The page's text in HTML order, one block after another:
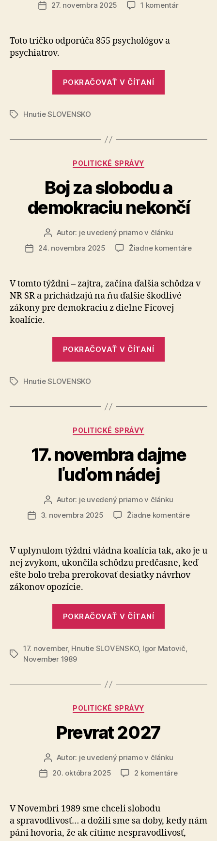
Dátum
27. novembra 2025 1 komentárna
Toto tričko odporúča 855 psychológov a
psychiatrov.
POKRAČOVAŤ V ČÍTANÍ
ZnačkyHnutie SLOVENSKO
Kategórie
POLITICKÉ SPRÁVY
Boj za slobodu a
demokraciu nekončí
AutorAutor: je uvedený priamo v článku
Dátum
24. novembra 2025 Žiadne komentárena
V tomto týždni – zajtra, začína ďalšia schôdza v
NR SR a pri­chá­dza­jú na ňu ďalšie škodlivé
zákony pre demokraciu z dielne Ficovej
koalície.
POKRAČOVAŤ V ČÍTANÍ
nekončí“
ZnačkyHnutie SLOVENSKO
Kategórie
POLITICKÉ SPRÁVY
17. novembra dajme
ľuďom nádej
AutorAutor: je uvedený priamo v článku
Dátum3. novembra 2025 Žiadne komentárena
dajme
ľuďom
nádej
V uplynulom týždni vládna koalícia tak, ako je u
nej zvy­kom, ukončila schôdzu predčasne, keď
ešte bolo treba pre­ro­ko­vať desiatky návrhov
zákonov opozície.
POKRAČOVAŤ V ČÍTANÍ
ľuďom
Značky
17. november, Hnutie SLOVENSKO, Igor Matovič,
November 1989
Kategórie
POLITICKÉ SPRÁVY
Prevrat 2027
Autor
článku
Autor: je uvedený priamo v článku
Dátum
20. októbra 2025 2 komentárena
V Novembri 1989 sme chceli slobodu
a spravodlivosť… a dožili sme sa doby, kedy nám
páni hovoria, že ak cítime nespravodlivosť,